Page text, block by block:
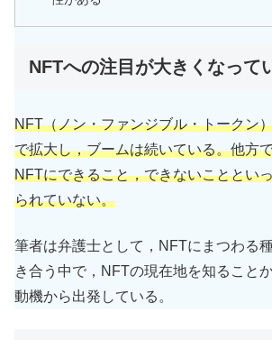
NFTへの注目が大きくなって
NFT（ノン・ファンジブル・トークン
で拡大し，ブームは続いている。他方
NFTにできること，できないこととい
られていない。
筆者は弁護士として，NFTにまつわる
き合う中で，NFTの現在地を知ること
動機から出発している。